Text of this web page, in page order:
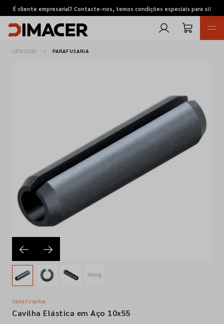
É cliente empresarial? Contacte-nos, temos condições especiais para si!
Pedidos de cotação
Marcas
Favoritos
Empresa
Contactos
Siga-nos nas redes sociais
CATÁLOGO PARAFUSARIA
PARAFUSARIA
Cavilha Elástica em Aço 10x55